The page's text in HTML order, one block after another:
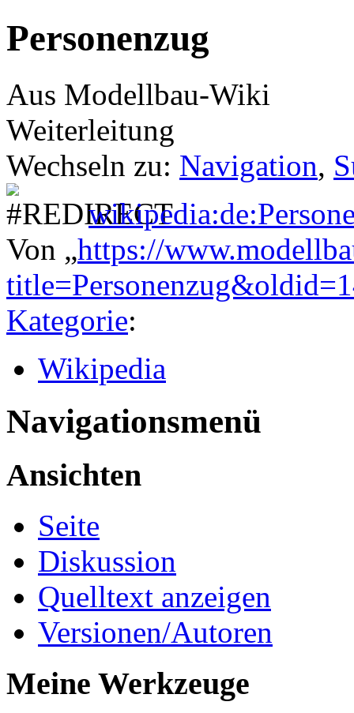
Personenzug
Aus Modellbau-Wiki
Weiterleitung
Wechseln zu: Navigation,
Von „https://
Kategorie:
Wikipedia
Navigationsmenü
Ansichten
Seite
Diskussion
Quelltext anzeigen
Versionen/Autoren
Meine Werkzeuge